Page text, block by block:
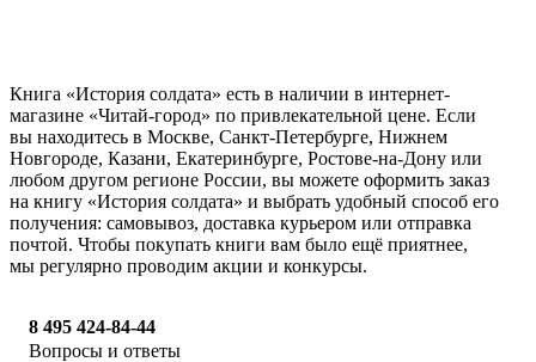
Книга «История солдата» есть в наличии в интернет-
магазине «Читай-город» по привлекательной цене. Если
вы находитесь в Москве, Санкт-Петербурге, Нижнем
Новгороде, Казани, Екатеринбурге, Ростове-на-Дону или
любом другом регионе России, вы можете оформить заказ
на книгу «История солдата» и выбрать удобный способ его
получения: самовывоз, доставка курьером или отправка
почтой. Чтобы покупать книги вам было ещё приятнее,
мы регулярно проводим акции и конкурсы.
8 495 424-84-44
Вопросы и ответы